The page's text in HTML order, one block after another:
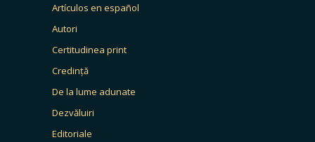
Artículos en español
Autori
Certitudinea print
Credință
De la lume adunate
Dezvăluiri
Editoriale